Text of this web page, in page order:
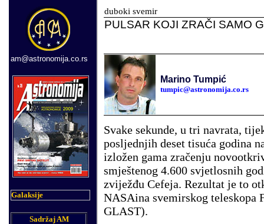
am@astronomija.co.rs
Galaksije
Sadržaj AM
duboki svemir
PULSAR KOJI ZRAČI SAMO
Marino Tumpić
tumpic@astronomija.co.rs
Svake sekunde, u tri navrata,
posljednjih deset tisuća godina
izložen gama zračenju
smještenog 4.600 svjetlosnih
zviježđu Cefeja. Rezultat je to
NASAina svemirskog teleskopa
GLAST).